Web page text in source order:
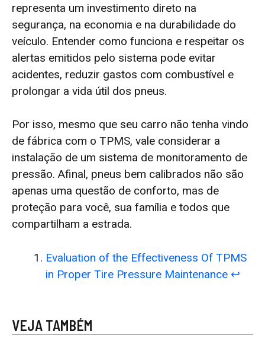
representa um investimento direto na
segurança, na economia e na durabilidade do
veículo. Entender como funciona e respeitar os
alertas emitidos pelo sistema pode evitar
acidentes, reduzir gastos com combustível e
prolongar a vida útil dos pneus.
Por isso, mesmo que seu carro não tenha vindo
de fábrica com o TPMS, vale considerar a
instalação de um sistema de monitoramento de
pressão. Afinal, pneus bem calibrados não são
apenas uma questão de conforto, mas de
proteção para você, sua família e todos que
compartilham a estrada.
Evaluation of the Effectiveness Of TPMS
in Proper Tire Pressure Maintenance ↩︎
VEJA TAMBÉM